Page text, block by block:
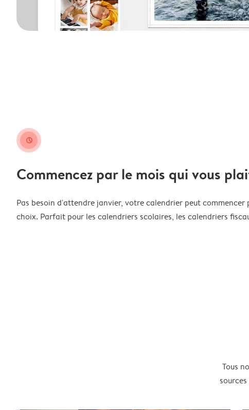
clock
Commencez par le mois qui vous
Pas besoin d'attendre janvier, votre calendrier peut commencer
choix. Parfait pour les calendriers scolaires, les calendriers
Tous